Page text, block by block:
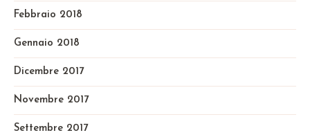
Febbraio 2018
Gennaio 2018
Dicembre 2017
Novembre 2017
Settembre 2017